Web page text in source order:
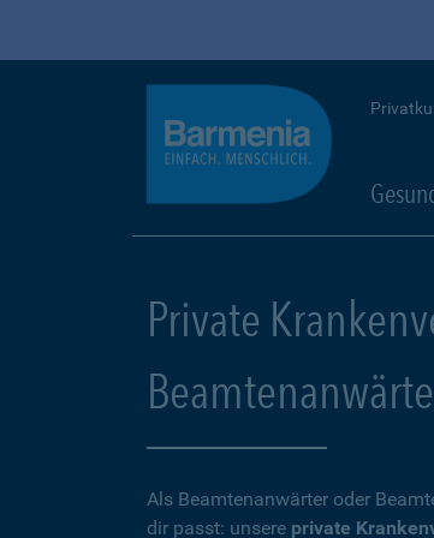
Private
Als Beamtenanwärter oder
dir passt: unsere private